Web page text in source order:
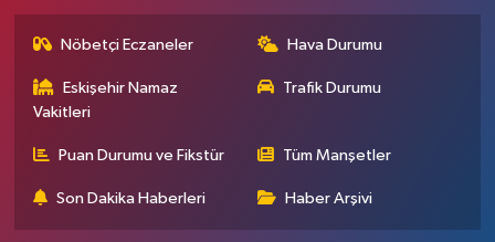
Nöbetçi Eczaneler Hava Durumu
Eskişehir Namaz
Vakitleri
Trafik Durumu
Puan Durumu ve Fikstür Tüm Manşetler
Son Dakika Haberleri Haber Arşivi